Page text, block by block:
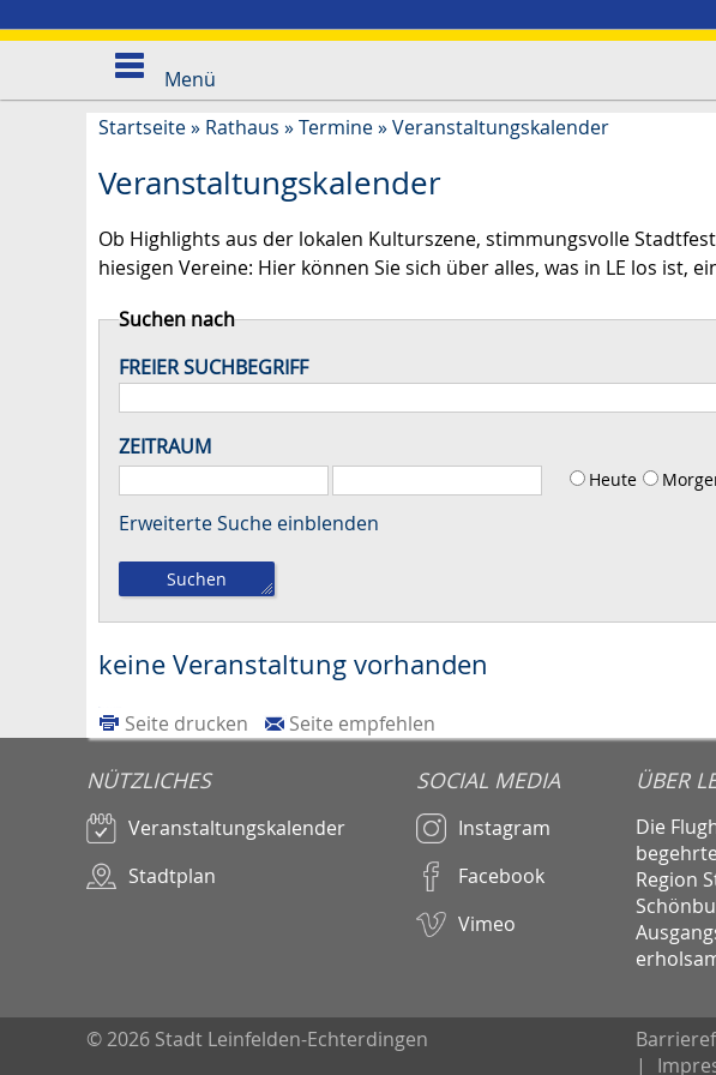
Menü
Startseite» Rathaus »Termine»Veranstaltungskalender
Veranstaltungskalender
Ob Highlights aus der lokalen Kulturszene, stimmungsvolle
hiesigen Vereine: Hier können Sie sich über alles, was in LE los ist,
Suchen nach
FREIER SUCHBEGRIFF
ZEITRAUM
Heute
Erweiterte Suche
keine Veranstaltung vorhanden
Seite drucken Seite empfehlen
NÜTZLICHES
Veranstaltungskalender
Stadtplan
SOCIAL MEDIA
Instagram
Facebook
Vimeo
ÜBER
Die
Region
© 2026 Stadt Leinfelden-Echterdingen
|